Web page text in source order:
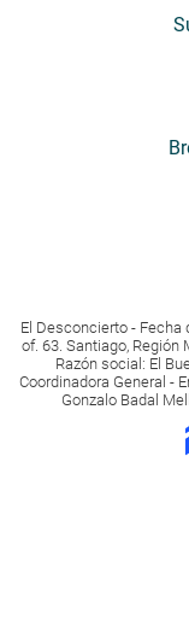
El Desconcierto - Fecha
of. 63. Santiago, Región
Razón social: El
Coordinadora General -
Gonzalo Badal